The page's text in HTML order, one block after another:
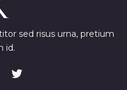
sed risus urna, pretium
id.